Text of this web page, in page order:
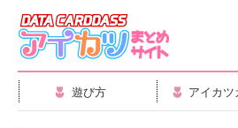
遊び方 アイカツ